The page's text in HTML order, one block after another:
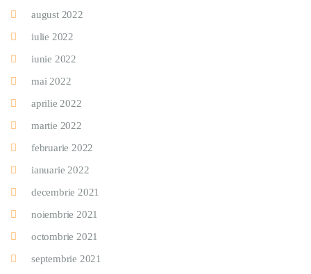
august 2022
iulie 2022
iunie 2022
mai 2022
aprilie 2022
martie 2022
februarie 2022
ianuarie 2022
decembrie 2021
noiembrie 2021
octombrie 2021
septembrie 2021